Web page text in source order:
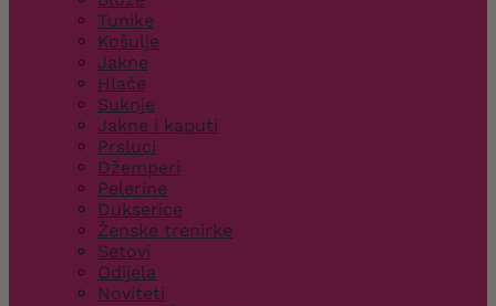
Tunike
Košulje
Jakne
Hlače
Suknje
Jakne i kaputi
Prsluci
Džemperi
Pelerine
Dukserice
Ženske trenirke
Setovi
Odijela
Noviteti